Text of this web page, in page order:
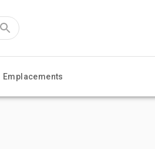
Emplacements